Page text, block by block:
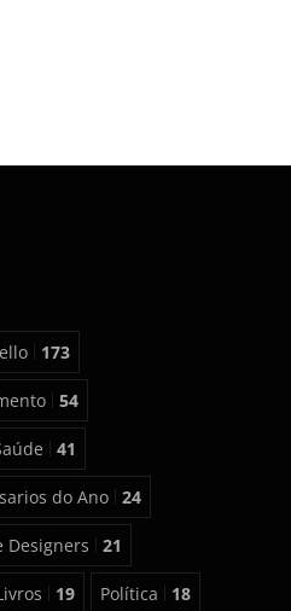
173
54
41
do Ano 24
Designers 21
19 Política 18